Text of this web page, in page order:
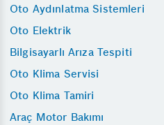
Oto Aydınlatma Sistemleri
Oto Elektrik
Bilgisayarlı Arıza Tespiti
Oto Klima Servisi
Oto Klima Tamiri
Araç Motor Bakımı